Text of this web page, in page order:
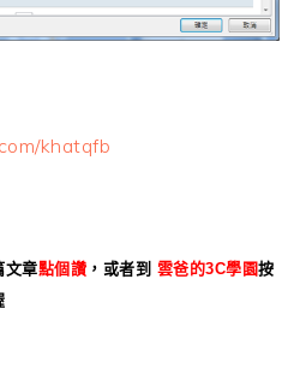
khatqfb
文章點個讚 ，或者到 雲爸的3C學園按